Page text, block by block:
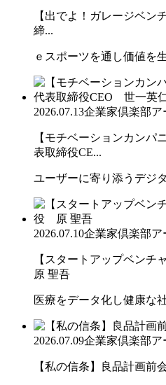
【出でよ！ガレージベン
締...
ｅスポーツを通し価値を
2026.07.13企業家倶楽部ア
【モチベーションカンパ
表取締役CE...
ユーザーに寄り添うデジ
2026.07.10企業家倶楽部ア
【スタートアップベン
原 聖吾
医療をデータ化し健康な
2026.07.09企業家倶楽部ア
【私の信条】良品計画